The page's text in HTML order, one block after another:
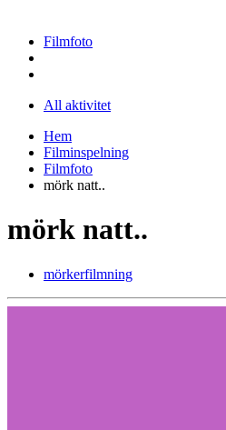
Filmfoto
All aktivitet
Hem
Filminspelning
Filmfoto
mörk natt..
mörk natt..
mörkerfilmning